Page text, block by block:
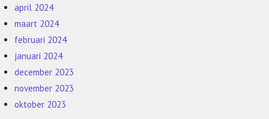
april 2024
maart 2024
februari 2024
januari 2024
december 2023
november 2023
oktober 2023